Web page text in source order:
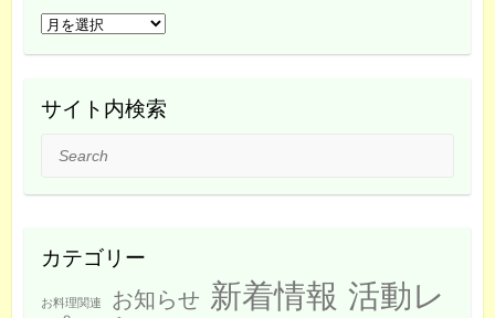
過
活
は
サイト内検索
Search
カテゴリー
お料理関連 お知らせ 新着情報 活動レ